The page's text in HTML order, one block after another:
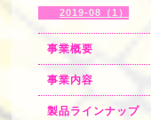
2019-08（1）
事業概要
事業内容
製品ラインナップ